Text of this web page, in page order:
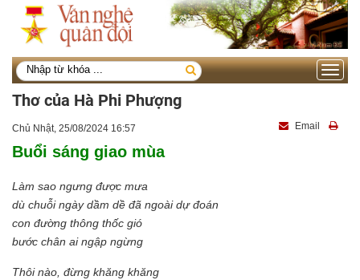
Toggle
Thơ của Hà Phi Phượng
Chủ Nhật, 25/08/2024 16:57 Email
Buổi sáng giao mùa
Làm sao ngưng được mưa
dù chuỗi ngày dầm dề đã ngoài dự đoán
con đường thông thốc gió
bước chân ai ngập ngừng
Thôi nào, đừng khăng khăng